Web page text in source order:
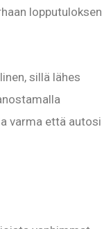
lopputuloksen
sillä lähes
varma että autosi